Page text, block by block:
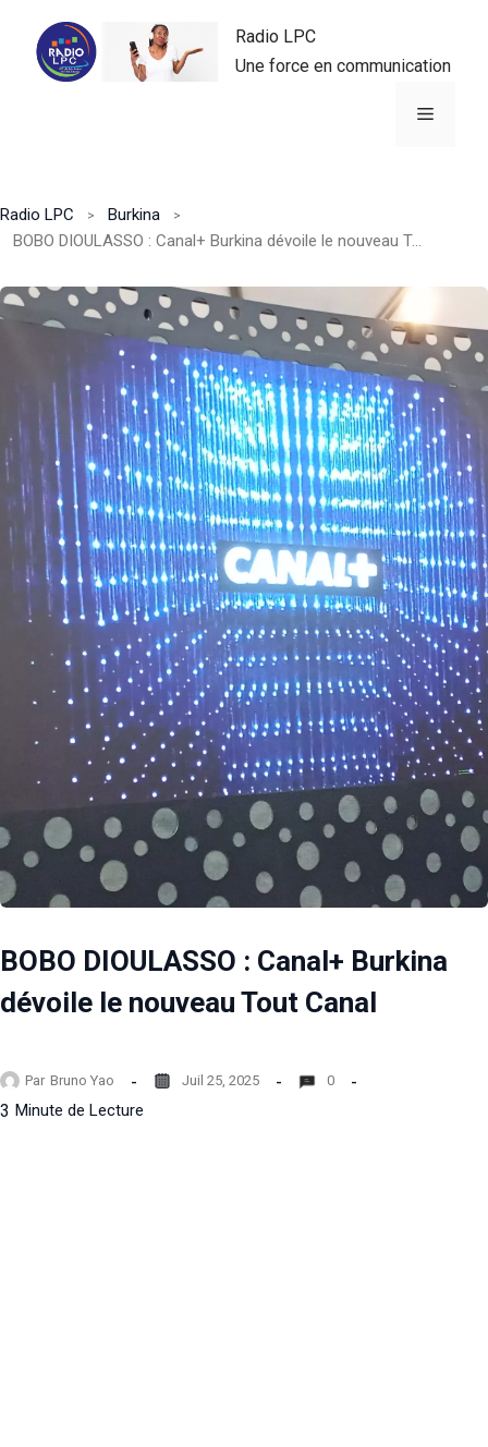
contenu
Radio LPC
Une force en communication
Menu
Radio LPC
Burkina
BOBO DIOULASSO : Canal+ Burkina dévoile le nouveau Tout Canal
BOBO DIOULASSO : Canal+ Burkina
dévoile le nouveau Tout Canal
Par Bruno Yao Juil 25, 2025 0
3 Minute de Lecture